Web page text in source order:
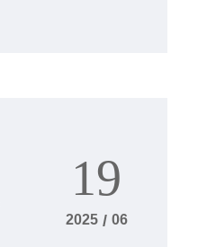
19
2025 / 06